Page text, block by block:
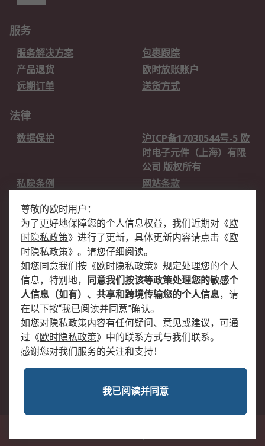
服务
服务解决方案
包裹跟踪
产品退货
欧时放账账户
远期订单
送货方式
法律
数据保护
沪ICP备17030544号-5 欧
时电子元件（上海）有限
公司 版权所有
私隐条例
网站条款
关于欧时
欧时销售条款
账户和付款
企业集团
全球办事处
关于我们
新闻中心
加入我们
沪公网安备 31011502009054号
尊敬的欧时用户：
为了更好地保障您的个人信息权益，我们近期对 《欧
时隐私政策》 进行了更新，具体更新内容请点击 《欧
时隐私政策》 。请您仔细阅读。
如您同意我们按 《欧时隐私政策》 规定处理您的个人
信息，特别地，
同意我们按该等政策处理您的敏感个
人信息（如有）、共享和跨境传输您的个人信息，请
在以下按“我已阅读并同意”确认。
如您对隐私政策内容有任何疑问、意见或建议，可通
过 《欧时隐私政策》 中的联系方式与我们联系。
感谢您对我们服务的关注和支持！
我已阅读并同意